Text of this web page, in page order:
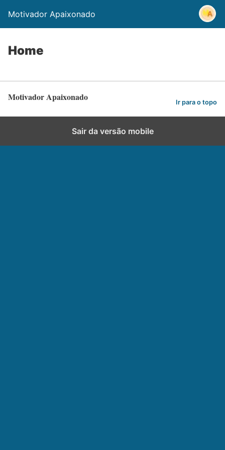
Motivador Apaixonado
Home
Motivador Apaixonado Ir para o topo
Sair da versão mobile